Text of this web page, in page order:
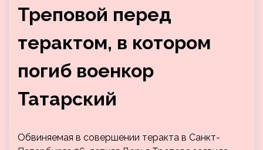
Треповой перед
терактом, в котором
погиб военкор
Татарский
Обвиняемая в совершении теракта в Санкт-